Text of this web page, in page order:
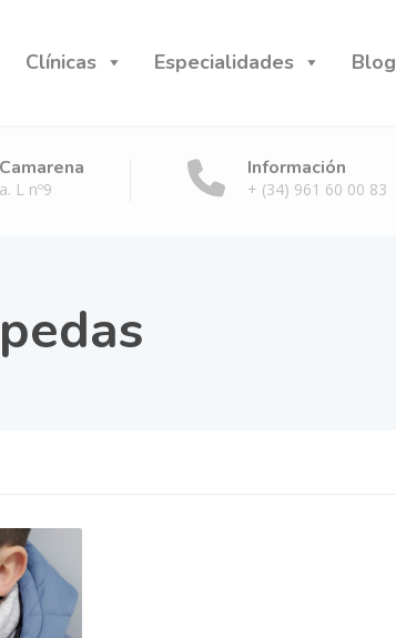
Clínicas Especialidades Blog
L nº9
Información
+ (34) 961 60 00 83